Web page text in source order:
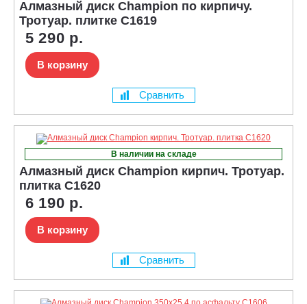
Алмазный диск Champion по кирпичу.
Тротуар. плитке C1619
5 290 р.
В корзину
Сравнить
В наличии на складе
Алмазный диск Champion кирпич. Тротуар.
плитка C1620
6 190 р.
В корзину
Сравнить